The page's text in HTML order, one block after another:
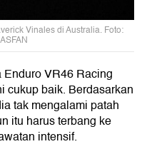
Vinales di Australia. Foto:
VR46 Racing
cukup baik. Berdasarkan
tak mengalami patah
itu harus terbang ke
intensif.